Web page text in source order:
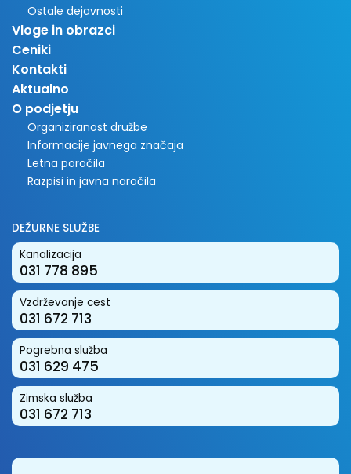
Ostale dejavnosti
Vloge in obrazci
Ceniki
Kontakti
Aktualno
O podjetju
Organiziranost družbe
Informacije javnega značaja
Letna poročila
Razpisi in javna naročila
DEŽURNE SLUŽBE
Kanalizacija
031 778 895
Vzdrževanje cest
031 672 713
Pogrebna služba
031 629 475
Zimska služba
031 672 713